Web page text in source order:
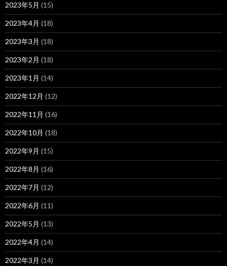
2023年5月 (15)
2023年4月 (18)
2023年3月 (18)
2023年2月 (18)
2023年1月 (14)
2022年12月 (12)
2022年11月 (16)
2022年10月 (18)
2022年9月 (15)
2022年8月 (16)
2022年7月 (12)
2022年6月 (11)
2022年5月 (13)
2022年4月 (14)
2022年3月 (14)